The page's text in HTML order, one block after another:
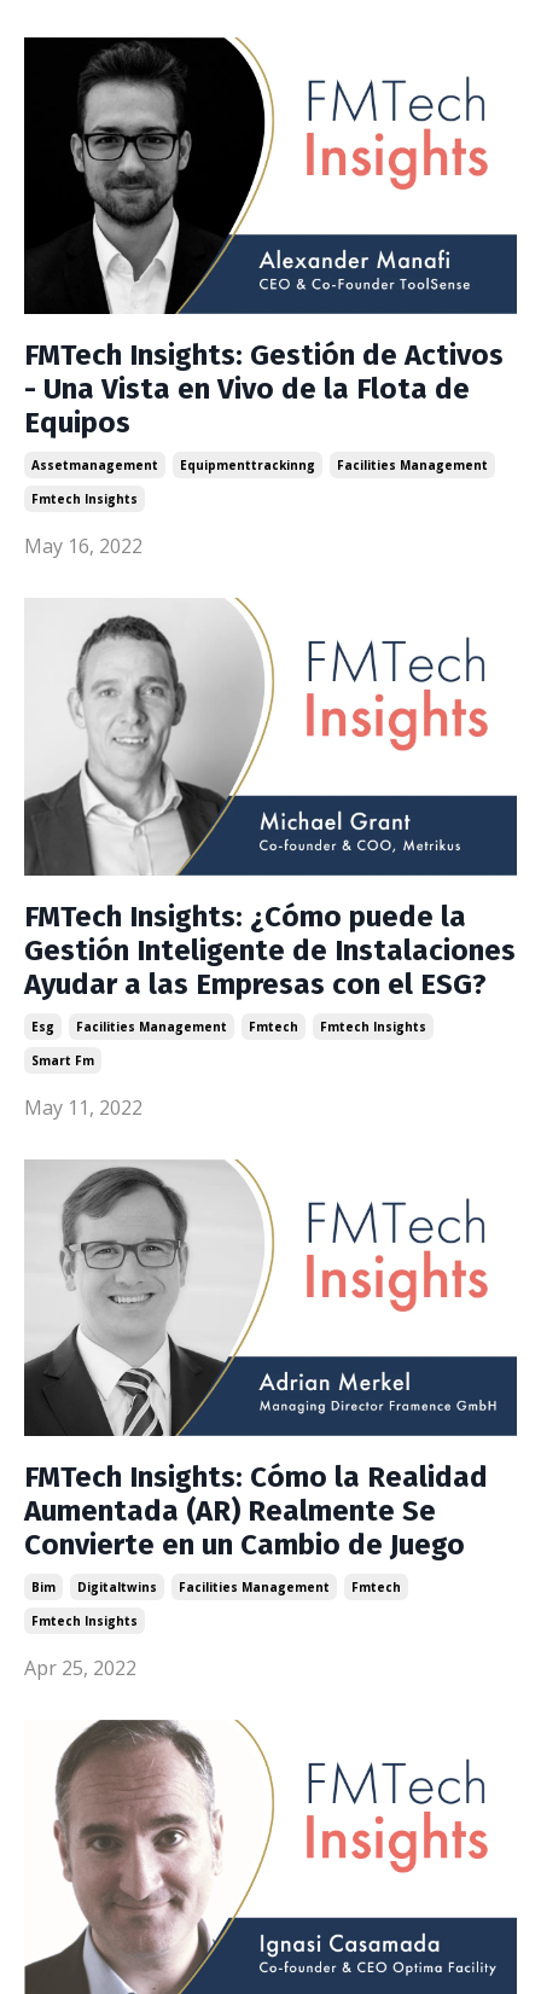
FMTech Insights: Gestión de Activos
- Una Vista en Vivo de la Flota de
Equipos
Assetmanagement Equipmenttrackinng
Facilities Management
Fmtech Insights
May 16, 2022
FMTech Insights: ¿Cómo puede la
Gestión Inteligente de Instalaciones
Ayudar a las Empresas con el ESG?
Esg Facilities Management Fmtech
Fmtech Insights
Smart Fm
May 11, 2022
FMTech Insights: Cómo la Realidad
Aumentada (AR) Realmente Se
Convierte en un Cambio de Juego
Bim Digitaltwins Facilities Management
Fmtech
Fmtech Insights
Apr 25, 2022